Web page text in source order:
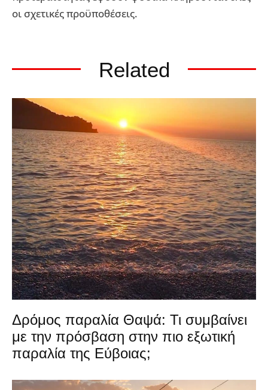
οι σχετικές προϋποθέσεις.
Related
Δρόμος παραλία Θαψά: Τι συμβαίνει
με την πρόσβαση στην πιο εξωτική
παραλία της Εύβοιας;